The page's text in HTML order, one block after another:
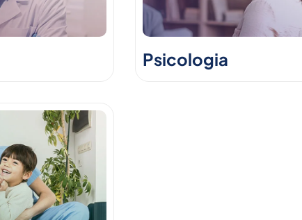
Psicologia